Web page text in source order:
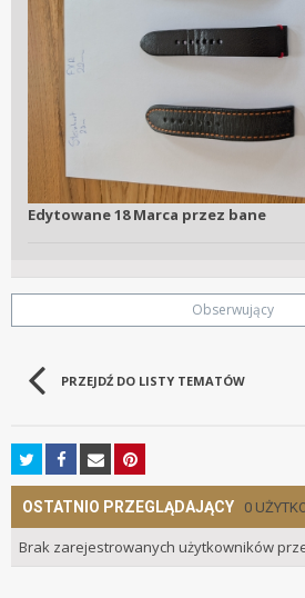
Edytowane18 Marca przez bane
Obserwujący
PRZEJDŹ DO LISTY TEMATÓW
OSTATNIO PRZEGLĄDAJĄCY 0
Brak zarejestrowanych użytkowników